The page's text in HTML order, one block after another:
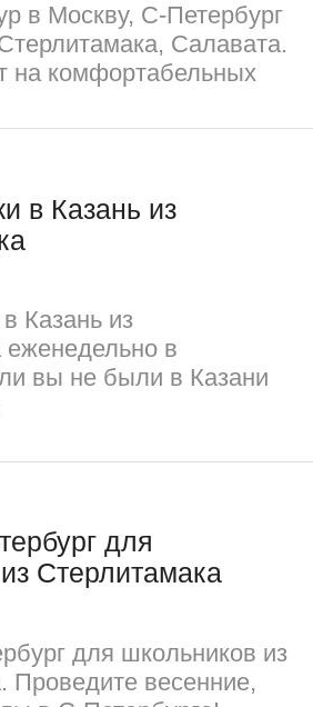
в Москву, С-Петербург
Салавата.
на комфортабельных
в Казань из
Казань из
еженедельно в
вы не были в Казани
для
Стерлитамака
для школьников из
Проведите весенние,